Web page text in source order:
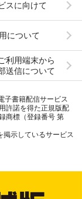
スに向けて
について
利用端末から
送信について
子書籍配信サービス
許諾を得た正規版配
商標（登録番号 第
掲示しているサービス